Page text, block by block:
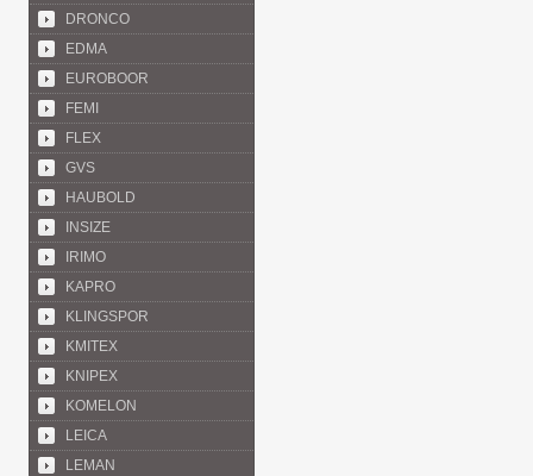
DRONCO
EDMA
EUROBOOR
FEMI
FLEX
GVS
HAUBOLD
INSIZE
IRIMO
KAPRO
KLINGSPOR
KMITEX
KNIPEX
KOMELON
LEICA
LEMAN